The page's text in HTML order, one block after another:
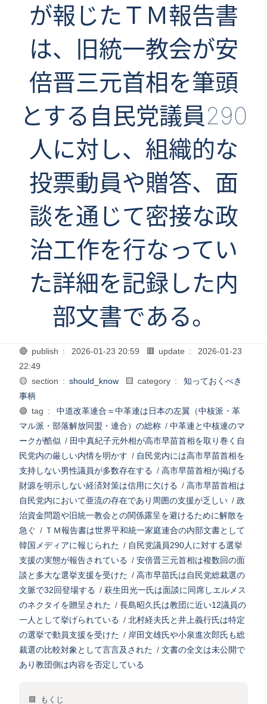
が報じたＴＭ報告書
は、旧統一教会が安
倍晋三元首相を筆頭
とする自民党議員290
人に対し、組織的な
投票動員や贈答、面
談を通じて密接な政
治工作を行なってい
た詳細を記録した内
部文書である。
🔴 publish : 2026-01-23 20:59 🟥 update :
2026-01-23
22:49
🟡 section : should_know 🟨 category :
知っておくべき
事柄
🟢 tag :
中道改革連合＝中革連は日本の左翼（中核派・革
マル派・部落解放同盟・連合）の総称 / 中革連と中核連のマ
ークが酷似 / 田中真紀子元外相が高市早苗首相を取り巻く自
民党内の厳しい内情を明かす / 自民党内には高市早苗首相を
支持しない男性議員が多数存在する / 高市早苗首相が掲げる
財源を明示しない経済対策は信用に欠ける / 高市早苗首相は
自民党内において亜流の存在であり周囲の支援が乏しい / 政
治資金問題や旧統一教会との関係露呈を避けるために解散を
急ぐ / ＴＭ報告書は世界平和統一家庭連合の内部文書として
韓国メディアに報じられた / 自民党議員290人に対する選挙
支援の実態が報告されている / 安倍晋三元首相は複数回の面
談と多大な選挙支援を受けた / 高市早苗氏は自民党総裁選の
文脈で32回登場する / 萩生田光一氏は面談に同席しエルメス
のネクタイを贈呈された / 長島昭久氏は教団に近い12議員の
一人として挙げられている / 北村経夫氏と井上義行氏は特定
の選挙で動員支援を受けた / 岸田文雄氏や小泉進次郎氏も総
裁選の比較対象として言言及された / 文書の全文は未公開で
あり教団側は内容を否定している
🟩 もくじ